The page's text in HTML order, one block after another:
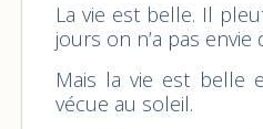
La vie est belle. Il
jours on n’a pas
Mais la vie est belle
vécue au soleil.